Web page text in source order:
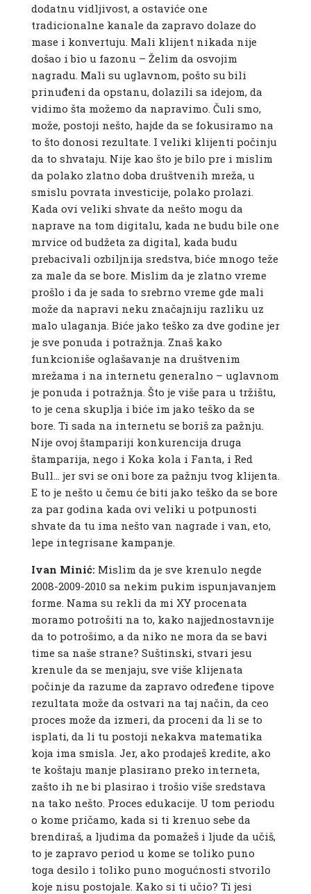
dodatnu vidljivost, a ostaviće one
tradicionalne kanale da zapravo dolaze do
mase i konvertuju. Mali klijent nikada nije
došao i bio u fazonu – Želim da osvojim
nagradu. Mali su uglavnom, pošto su bili
prinuđeni da opstanu, dolazili sa idejom, da
vidimo šta možemo da napravimo. Čuli smo,
može, postoji nešto, hajde da se fokusiramo na
to što donosi rezultate. I veliki klijenti počinju
da to shvataju. Nije kao što je bilo pre i mislim
da polako zlatno doba društvenih mreža, u
smislu povrata investicije, polako prolazi.
Kada ovi veliki shvate da nešto mogu da
naprave na tom digitalu, kada ne budu bile one
mrvice od budžeta za digital, kada budu
prebacivali ozbiljnija sredstva, biće mnogo teže
za male da se bore. Mislim da je zlatno vreme
prošlo i da je sada to srebrno vreme gde mali
može da napravi neku značajniju razliku uz
malo ulaganja. Biće jako teško za dve godine jer
je sve ponuda i potražnja. Znaš kako
funkcioniše oglašavanje na društvenim
mrežama i na internetu generalno – uglavnom
je ponuda i potražnja. Što je više para u tržištu,
to je cena skuplja i biće im jako teško da se
bore. Ti sada na internetu se boriš za pažnju.
Nije ovoj štampariji konkurencija druga
štamparija, nego i Koka kola i Fanta, i Red
Bull… jer svi se oni bore za pažnju tvog klijenta.
E to je nešto u čemu će biti jako teško da se bore
za par godina kada ovi veliki u potpunosti
shvate da tu ima nešto van nagrade i van, eto,
lepe integrisane kampanje.
Ivan Minić: Mislim da je sve krenulo negde
2008-2009-2010 sa nekim pukim ispunjavanjem
forme. Nama su rekli da mi XY procenata
moramo potrošiti na to, kako najjednostavnije
da to potrošimo, a da niko ne mora da se bavi
time sa naše strane? Suštinski, stvari jesu
krenule da se menjaju, sve više klijenata
počinje da razume da zapravo određene tipove
rezultata može da ostvari na taj način, da ceo
proces može da izmeri, da proceni da li se to
isplati, da li tu postoji nekakva matematika
koja ima smisla. Jer, ako prodaješ kredite, ako
te koštaju manje plasirano preko interneta,
zašto ih ne bi plasirao i trošio više sredstava
na tako nešto. Proces edukacije. U tom periodu
o kome pričamo, kada si ti krenuo sebe da
brendiraš, a ljudima da pomažeš i ljude da učiš,
to je zapravo period u kome se toliko puno
toga desilo i toliko puno mogućnosti stvorilo
koje nisu postojale. Kako si ti učio? Ti jesi